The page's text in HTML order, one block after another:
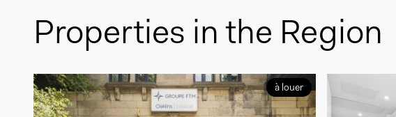
Properties in the Region
à louer